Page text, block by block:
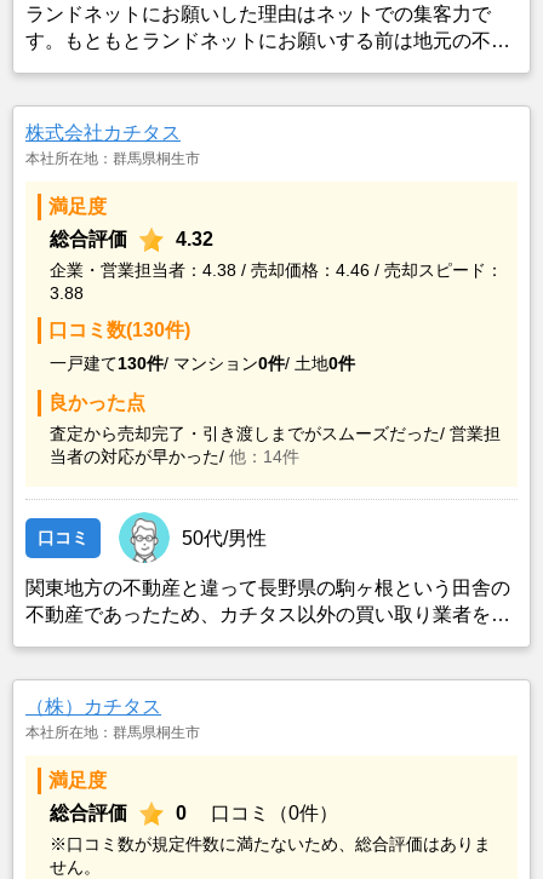
ランドネットにお願いした理由はネットでの集客力で
す。もともとランドネットにお願いする前は地元の不動
動産屋では取り扱ってもらえませんでした。そこでそれ
までに取引があり、全国対応しているランドネットにお
株式会社カチタス
本社所在地：群馬県桐生市
満足度
総合評価
4.32
企業・営業担当者：4.38 / 売却価格：4.46 / 売却スピード：
3.88
口コミ数(130件)
一戸建て130件/ マンション0件/ 土地0件
良かった点
査定から売却完了・引き渡しまでがスムーズだった/ 営業担
当者の対応が早かった/ 他：14件
口コミ 50代/男性
関東地方の不動産と違って長野県の駒ヶ根という田舎の
不動産であったため、カチタス以外の買い取り業者をみ
も空き家の状態で不動産を残しておけないと考えて売却
を決めた。
（株）カチタス
本社所在地：群馬県桐生市
満足度
総合評価
0 口コミ（0件）
※口コミ数が規定件数に満たないため、総合評価はありま
せん。